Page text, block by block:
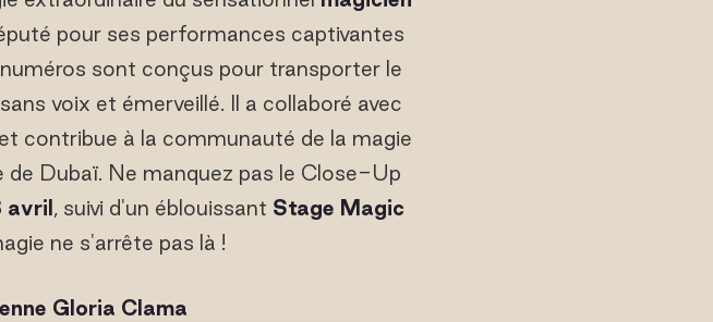
pour ses performances captivantes
sont conçus pour transporter le
voix et émerveillé. Il a collaboré avec
contribue à la communauté de la magie
de Dubaï. Ne manquez pas le Close-Up
avril , suivi d'un éblouissant Stage Magic
ne s'arrête pas là !
Gloria Clama